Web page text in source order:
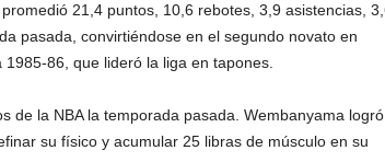
21,4 puntos, 10,6 rebotes, 3,9 asistencias,
pasada, convirtiéndose en el segundo novato en
86, que lideró la liga en tapones.
de la NBA la temporada pasada. Wembanyama logró
su físico y acumular 25 libras de músculo en su